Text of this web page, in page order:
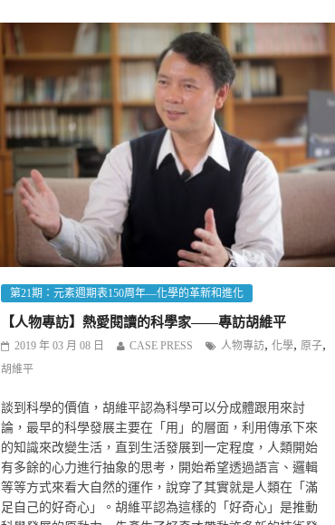
第21期：元素週期表150周年—化學的革新和進化
【人物專訪】熱愛閱讀的科學家——專訪胡維平
2019 年 03 月 08 日 CASE PRESS 人物專訪,化學, 原子,
胡維平
談到科學的價值，胡維平認為科學可以分成體跟用來討
論，最早的科學發展主要在「用」的層面，利用傳承下來
的知識來改變生活，直到生活發展到一定程度，人類開始
有多餘的心力進行抽象的思考，開始希望透過語言、邏輯
等等方式來看大自然的運作，說穿了其實就是人類在「滿
足自己的好奇心」。胡維平認為這樣的「好奇心」是推動